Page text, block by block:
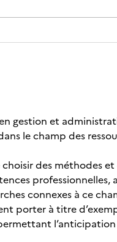
gestion et
le champ des
des méthodes
connexes à ce
porter à titre